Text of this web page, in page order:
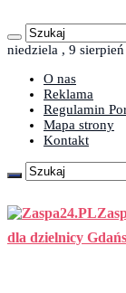
niedziela , 9
O nas
Reklama
Regulamin
Mapa strony
Kontakt
dla dzielnicy